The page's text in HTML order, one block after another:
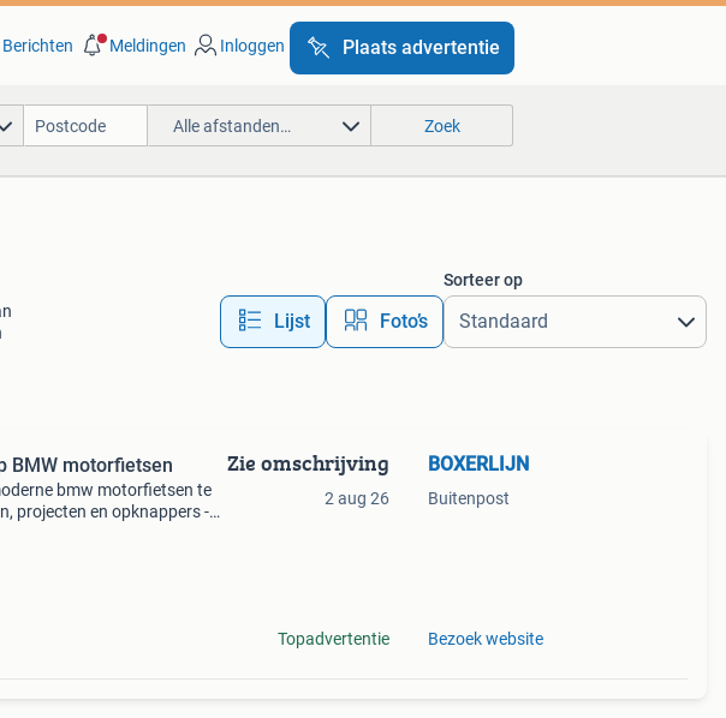
Berichten Meldingen Inloggen Plaats advertentie
Alle afstanden… Zoek
Lijst Foto’s
Sorteer op
Verkoop en inkoop BMW motorfietsen
bmw motorfietsen te
projecten en opknappers -
Zie omschrijving
2 aug 26
Topadvertentie
BOXERLIJN
Buitenpost
Bezoek website